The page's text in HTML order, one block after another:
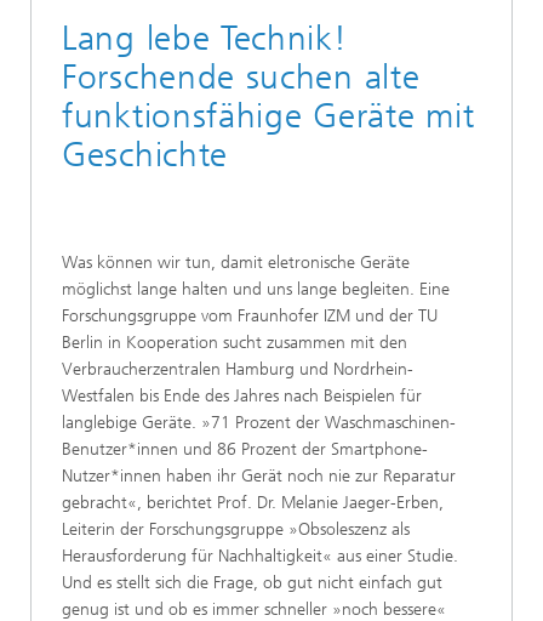
Lang lebe Technik!
Forschende suchen alte
funktionsfähige Geräte mit
Geschichte
Was können wir tun, damit eletronische Geräte
möglichst lange halten und uns lange begleiten. Eine
Forschungsgruppe vom Fraunhofer IZM und der TU
Berlin in Kooperation sucht zusammen mit den
Verbraucherzentralen Hamburg und Nordrhein-
Westfalen bis Ende des Jahres nach Beispielen für
langlebige Geräte. »71 Prozent der Waschmaschinen-
Benutzer*innen und 86 Prozent der Smartphone-
Nutzer*innen haben ihr Gerät noch nie zur Reparatur
gebracht«, berichtet Prof. Dr. Melanie Jaeger-Erben,
Leiterin der Forschungsgruppe »Obsoleszenz als
Herausforderung für Nachhaltigkeit« aus einer Studie.
Und es stellt sich die Frage, ob gut nicht einfach gut
genug ist und ob es immer schneller »noch bessere«